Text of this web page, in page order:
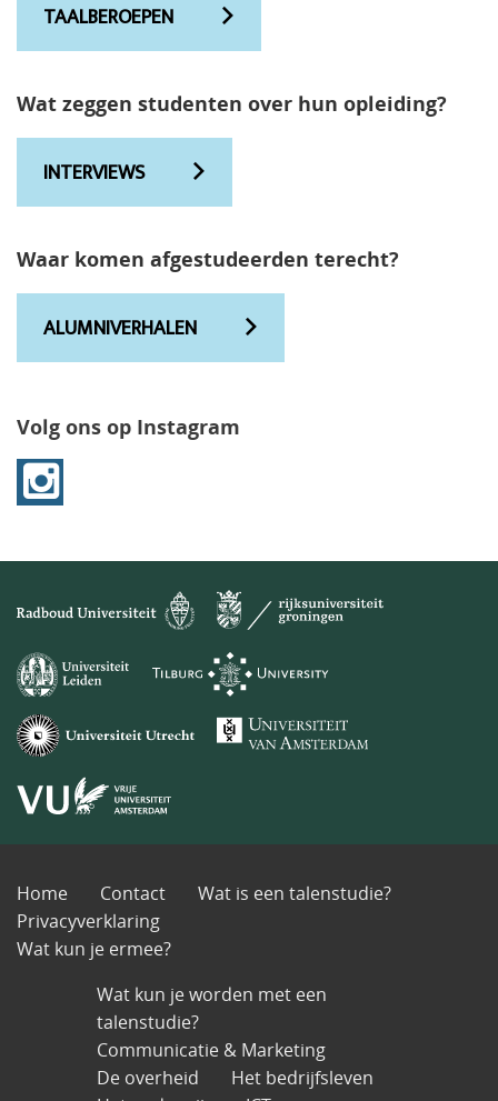
TAALBEROEPEN
Wat zeggen studenten over hun opleiding?
INTERVIEWS
Waar komen afgestudeerden terecht?
ALUMNIVERHALEN
Volg ons op Instagram
Home Contact
Wat is een talenstudie?
Privacyverklaring
Wat kun je ermee?
Wat kun je worden met een
talenstudie?
Communicatie & Marketing
De overheid
Het bedrijfsleven